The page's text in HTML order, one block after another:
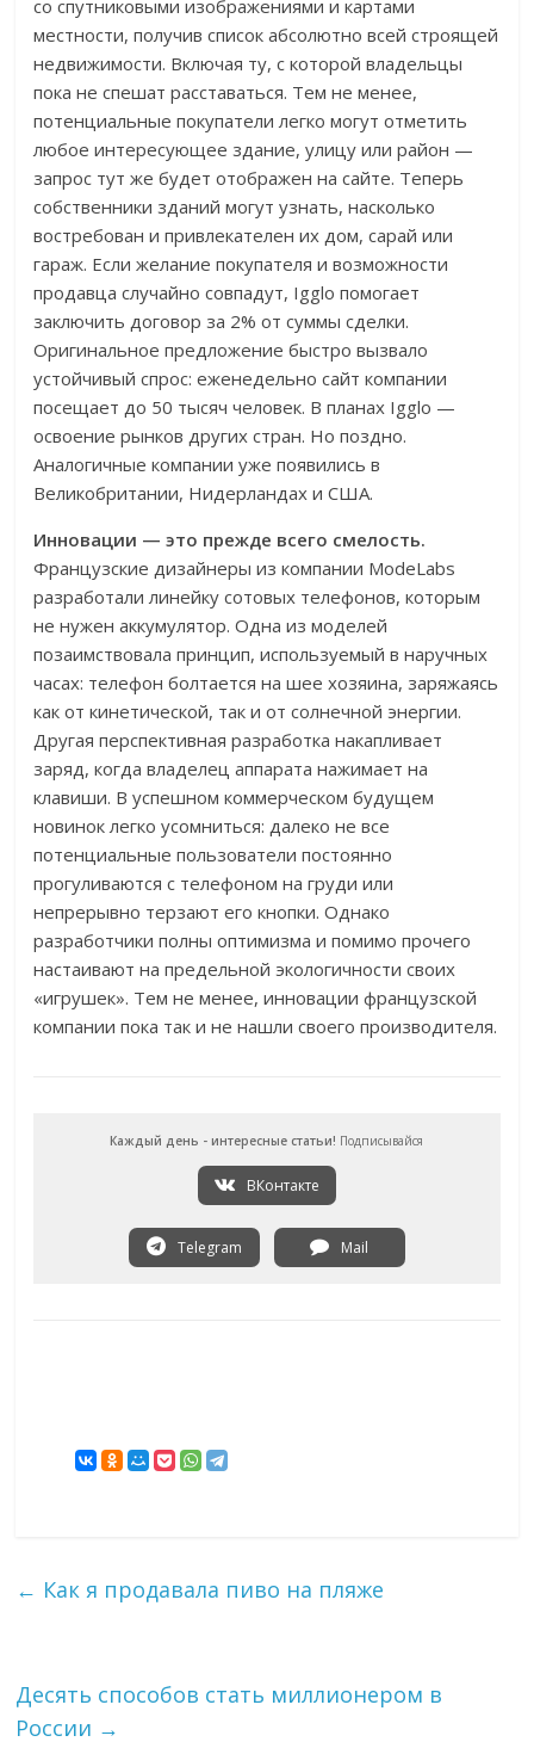
со спутниковыми изображениями и картами
местности, получив список абсолютно всей строящей
недвижимости. Включая ту, с которой владельцы
пока не спешат расставаться. Тем не менее,
потенциальные покупатели легко могут отметить
любое интересующее здание, улицу или район —
запрос тут же будет отображен на сайте. Теперь
собственники зданий могут узнать, насколько
востребован и привлекателен их дом, сарай или
гараж. Если желание покупателя и возможности
продавца случайно совпадут, Igglo помогает
заключить договор за 2% от суммы сделки.
Оригинальное предложение быстро вызвало
устойчивый спрос: еженедельно сайт компании
посещает до 50 тысяч человек. В планах Igglo —
освоение рынков других стран. Но поздно.
Аналогичные компании уже появились в
Великобритании, Нидерландах и США.
Инновации — это прежде всего смелость.
Французские дизайнеры из компании ModeLabs
разработали линейку сотовых телефонов, которым
не нужен аккумулятор. Одна из моделей
позаимствовала принцип, используемый в наручных
часах: телефон болтается на шее хозяина, заряжаясь
как от кинетической, так и от солнечной энергии.
Другая перспективная разработка накапливает
заряд, когда владелец аппарата нажимает на
клавиши. В успешном коммерческом будущем
новинок легко усомниться: далеко не все
потенциальные пользователи постоянно
прогуливаются с телефоном на груди или
непрерывно терзают его кнопки. Однако
разработчики полны оптимизма и помимо прочего
настаивают на предельной экологичности своих
«игрушек». Тем не менее, инновации французской
компании пока так и не нашли своего производителя.
Каждый день - интересные статьи! Подписывайся
ВКонтакте
Telegram Mail
← Как я продавала пиво на пляже
Десять способов стать миллионером в
России →